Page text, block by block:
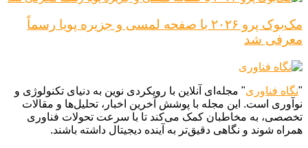
مک‌بوک پرو ۲۰۲۶ با صفحه لمسی و جزیره پویا رسماً
معرفی شد
"نگاه فناوری" مجله‌ای آنلاین با رویکردی نوین به دنیای تکنولوژی و
نوآوری است. این مجله با پوشش آخرین اخبار، تحلیل‌ها و مقالات
تخصصی، به مخاطبان کمک می‌کند تا با سرعت تحولات فناوری
همراه شوند و نگاهی دقیق‌تر به آینده دیجیتال داشته باشند.